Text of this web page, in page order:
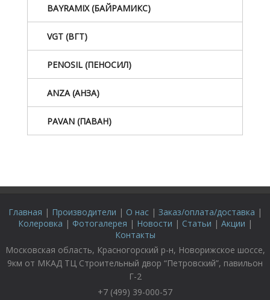
BAYRAMIX (БАЙРАМИКС)
VGT (ВГТ)
PENOSIL (ПЕНОСИЛ)
ANZA (АНЗА)
PAVAN (ПАВАН)
Главная | Производители | О нас| Заказ/оплата/доставка |
Колеровка | Фотогалерея | Новости | Статьи | Акции |
Контакты
Московская область, Красногорский р-н, Новорижское шоссе,
9км от МКАД ТЦ Строительный двор “Петровский”, павильон
Г-2
+7 (499) 39-000-57